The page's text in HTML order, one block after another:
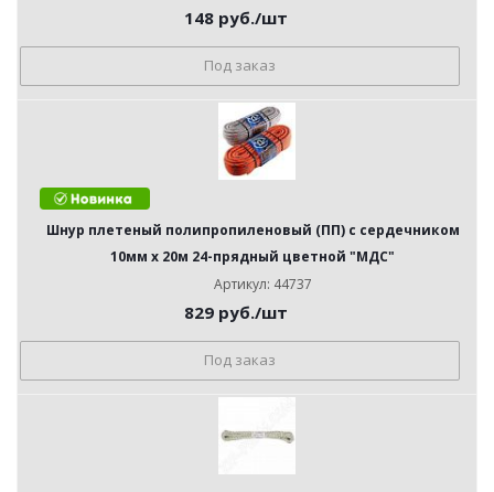
148 руб./шт
Под заказ
Шнур плетеный полипропиленовый (ПП) с сердечником
10мм х 20м 24-прядный цветной "МДС"
Артикул: 44737
829 руб./шт
Под заказ